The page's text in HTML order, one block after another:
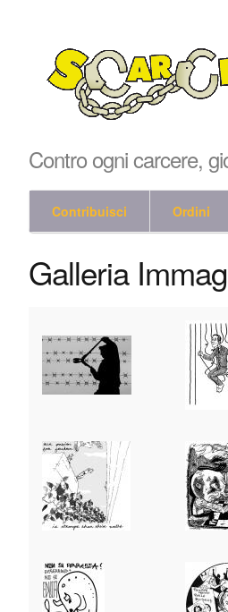
Contro ogni carcere,
Contribuisci Ordini
Galleria